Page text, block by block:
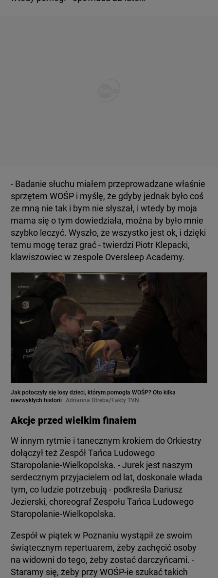
- Badanie słuchu miałem przeprowadzane właśnie
sprzętem WOŚP i myślę, że gdyby jednak było coś
ze mną nie tak i bym nie słyszał, i wtedy by moja
mama się o tym dowiedziała, można by było mnie
szybko leczyć. Wyszło, że wszystko jest ok, i dzięki
temu mogę teraz grać - twierdzi Piotr Klepacki,
klawiszowiec w zespole Oversleep Academy.
Jak potoczyły się losy dzieci, którym pomogła WOŚP? Oto kilka
niezwykłych historii Adrianna Otręba/Fakty TVN
Akcje przed wielkim finałem
W innym rytmie i tanecznym krokiem do Orkiestry
dołączył też Zespół Tańca Ludowego
Staropolanie-Wielkopolska. - Jurek jest naszym
serdecznym przyjacielem od lat, doskonale włada
tym, co ludzie potrzebują - podkreśla Dariusz
Jezierski, choreograf Zespołu Tańca Ludowego
Staropolanie-Wielkopolska.
Zespół w piątek w Poznaniu wystąpił ze swoim
świątecznym repertuarem, żeby zachęcić osoby
na widowni do tego, żeby zostać darczyńcami. -
Staramy się, żeby przy WOŚP-ie szukać takich